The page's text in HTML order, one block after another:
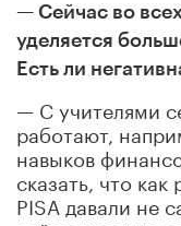
— Сейчас во
уделяется
Есть ли
— С учителями
работают,
навыков
сказать, что
PISA давали не